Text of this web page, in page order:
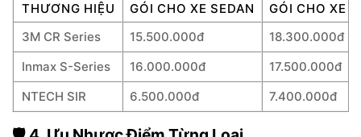
THƯƠNG HIỆU GÓI CHO XE SEDAN
GÓI CHO XE
3M CR Series
15.500.000đ
18.300.000đ
Inmax S-Series
16.000.000đ
17.500.000đ
NTECH SIR
6.500.000đ 7.400.000đ